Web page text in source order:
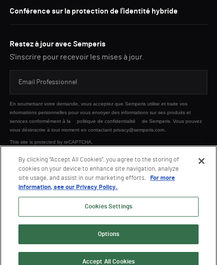
Conférence sur la protection de l'identité hybride
Restez à jour avec Semperis
S'inscrire pour recevoir les mises à jour.
En soumettant votre demande, vous acceptez que Semperis utilise et traite vos
informations personnelles pour vous envoyer des informations sur ses produits et
services conformément à la
politique de confidentialité
de Semperis. Vous pouvez
vous désinscrire à tout moment en contactant privacy@semperis.com..
This site is protected by reCAPTCHA.
ENVOYER
© 2026 Semperis. Tous droits réservés.
Politique de confidentialité
Conditions d'utilisation
By clicking “Accept All Cookies”, you agree to the storing of
cookies on your device to enhance site navigation, analyze
site usage, and assist in our marketing efforts.
For more
information, see our Privacy Policy.
Cookies Settings
Options
Accept All Cookies